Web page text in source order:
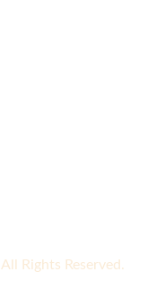
Rights Reserved.